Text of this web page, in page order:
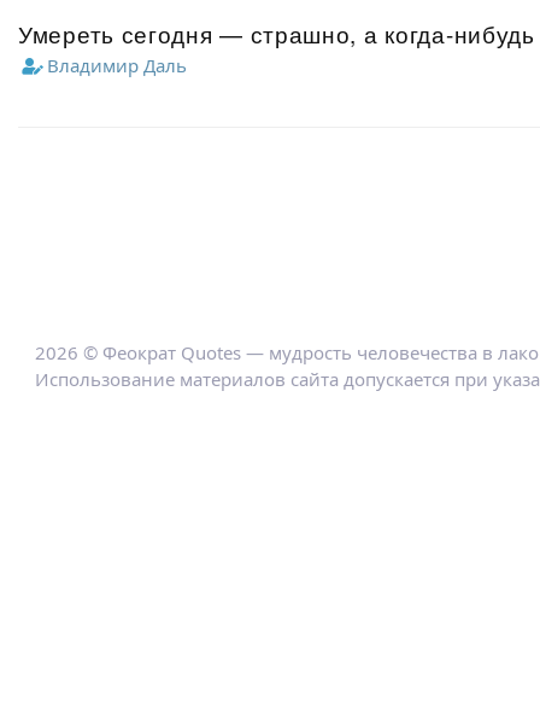
Умереть сегодня — страшно, а когда-
Владимир Даль
2026 © Феократ Quotes — мудрость человечества в
Использование материалов сайта допускается при